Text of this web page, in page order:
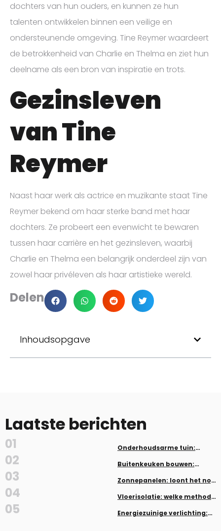
dochters van hun ouders, en kunnen ze hun
talenten ontwikkelen binnen een veilige en
ondersteunende omgeving. Tine Reymer waardeert
de betrokkenheid van Charlie en Thelma en ziet hun
deelname als een bron van inspiratie en trots.
Gezinsleven
van Tine
Reymer
Naast haar werk als actrice en muzikante staat Tine
Reymer bekend om haar sterke band met haar
dochters. Ze probeert een evenwicht te bewaren
tussen haar carrière en het gezinsleven, waarbij
Charlie en Thelma een belangrijk onderdeel zijn van
zowel haar privéleven als haar artistieke wereld.
Delen
Inhoudsopgave
Laatste berichten
01
Onderhoudsarme tuin:
werk
02
Buitenkeuken bouwen:
03
Zonnepanelen: loont het nog
04
Vloerisolatie: welke methode
05
Energiezuinige verlichting: